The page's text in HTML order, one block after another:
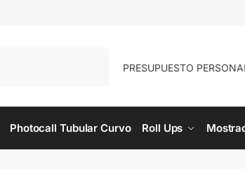
PRESUPUESTO
Photocall Tubular Curvo Roll Ups